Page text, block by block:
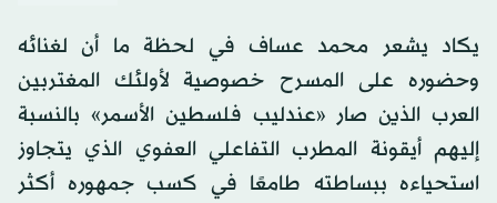
يكاد يشعر محمد عساف في لحظة ما أن لغنائه
وحضوره على المسرح خصوصية لأولئك المغتربين
العرب الذين صار «عندليب فلسطين الأسمر» بالنسبة
إليهم أيقونة المطرب التفاعلي العفوي الذي يتجاوز
استحياءه ببساطته طامعًا في كسب جمهوره أكثر